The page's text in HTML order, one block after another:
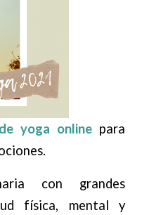
yoga online para
con grandes
física, mental y